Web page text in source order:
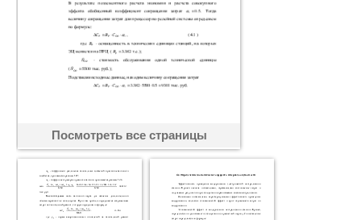
Посмотреть все страницы